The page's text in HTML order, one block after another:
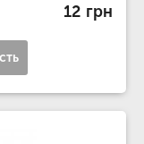
12 грн